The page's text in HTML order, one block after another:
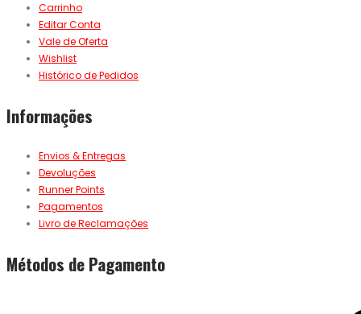
Carrinho
Editar Conta
Vale de Oferta
Wishlist
Histórico de Pedidos
Informações
Envios & Entregas
Devoluções
Runner Points
Pagamentos
Livro de Reclamações
Métodos de Pagamento